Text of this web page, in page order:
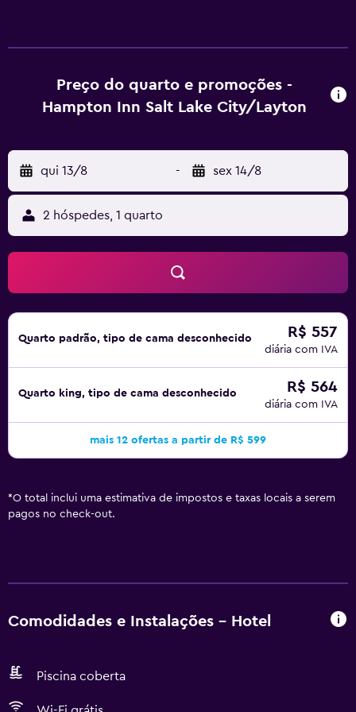
recreativas listadas abaixo estão disponíveis na
propriedade ou perto dele, e poderá haver cobrança de
Preço do quarto e promoções -
Hampton Inn Salt Lake City/Layton
qui 13/8 - sex 14/8
2 hóspedes, 1 quarto
Quarto padrão, tipo de cama desconhecido R$ 557
diária com IVA
Quarto king, tipo de cama desconhecido R$ 564
diária com IVA
mais 12 ofertas a partir de R$ 599
*O total inclui uma estimativa de impostos e taxas locais a serem
pagos no check-out.
Comodidades e Instalações - Hotel
Piscina coberta